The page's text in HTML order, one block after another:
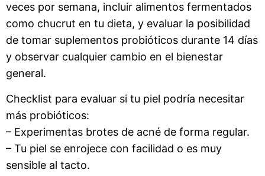
veces por semana, incluir alimentos fermentados
como chucrut en tu dieta, y evaluar la posibilidad
de tomar suplementos probióticos durante 14 días
y observar cualquier cambio en el bienestar
general.
Checklist para evaluar si tu piel podría necesitar
más probióticos:
– Experimentas brotes de acné de forma regular.
– Tu piel se enrojece con facilidad o es muy
sensible al tacto.